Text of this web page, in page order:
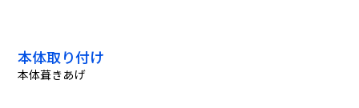
本体取り付け
本体葺きあげ